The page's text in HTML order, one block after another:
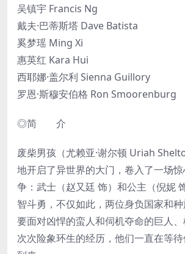
吴镇宇 Francis Ng
戴夫·巴蒂斯塔 Dave Batista
奚梦瑶 Ming Xi
惠英红 Kara Hui
西耶娜·盖尔利 Sienna Guillory
罗恩·斯穆安伯格 Ron Smoorenburg
◎简 介
废柴男孩（尤赖亚·谢尔顿 Uriah
地开启了异世界的大门，卷入了一场
争：武士（赵又廷 饰）和公主（倪妮
智斗勇，不仅如此，两位身负国家和
要面对凶悍的蛮人和伺机夺命的巨人
次次险象环生的经历，他们一直在等